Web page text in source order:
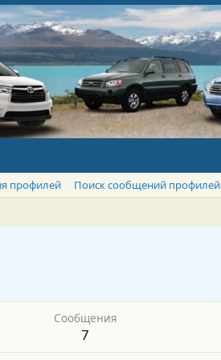
профилей
Поиск сообщений профилей
Сообщения
7